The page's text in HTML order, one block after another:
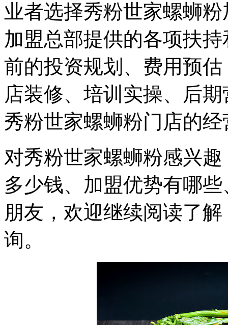
业者选择秀粉世家螺蛳
加盟总部提供的各项扶
前的投资规划、费用预
店装修、培训实操、后
秀粉世家螺蛳粉门店的
对秀粉世家螺蛳粉感兴
多少钱、加盟优势有哪
朋友，欢迎继续阅读了
询。